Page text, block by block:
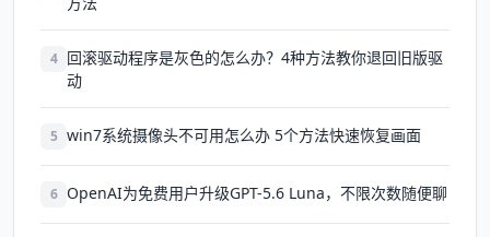
4 回滚驱动程序是灰色的怎么办？4种方法教你退回旧版驱
动
5 win7系统摄像头不可用怎么办 5个方法快速恢复画面
6 OpenAI为免费用户升级GPT-5.6 Luna，不限次数随便聊